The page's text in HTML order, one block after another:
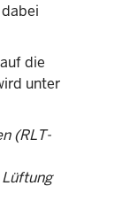
die
unter
(RLT-